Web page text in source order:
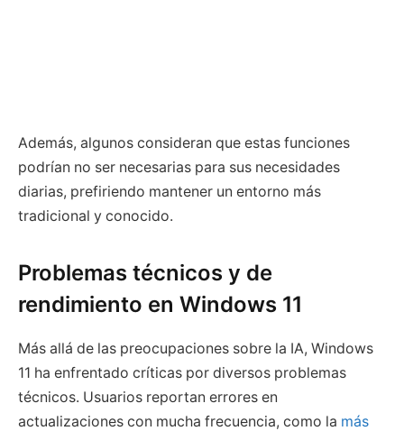
Además, algunos consideran que estas funciones
podrían no ser necesarias para sus necesidades
diarias, prefiriendo mantener un entorno más
tradicional y conocido.
Problemas técnicos y de
rendimiento en Windows 11
Más allá de las preocupaciones sobre la IA, Windows
11 ha enfrentado críticas por diversos problemas
técnicos. Usuarios reportan errores en
actualizaciones con mucha frecuencia, como la más